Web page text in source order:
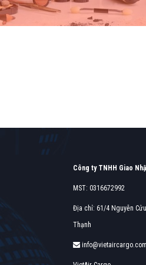
Find out more →
Công ty TNHH Giao
MST: 0316672992
Địa chỉ: 61/4 Nguyễn
Thạnh
info@vietaircargo.com